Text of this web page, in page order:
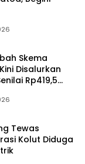
Skema
Disalurkan
Rp419,5
Tewas
Kolut Diduga